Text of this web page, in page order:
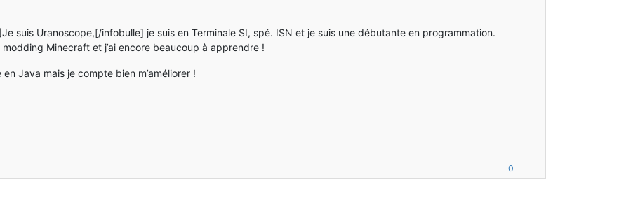
suis Uranoscope,[/infobulle] je suis en Terminale SI, spé. ISN et je suis une débutante en programmation.
Minecraft et j’ai encore beaucoup à apprendre !
Java mais je compte bien m’améliorer !
0